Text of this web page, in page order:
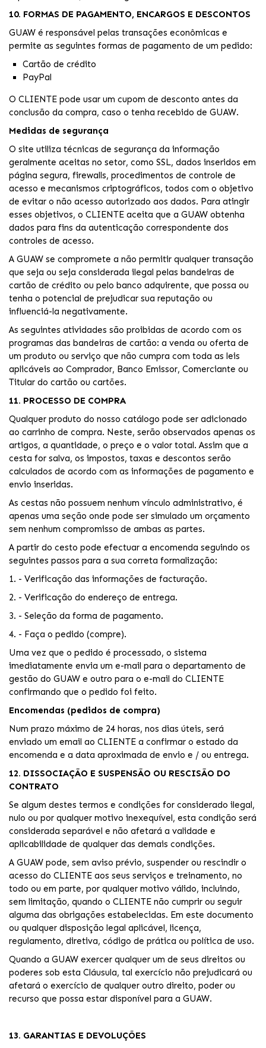
10. FORMAS DE PAGAMENTO, ENCARGOS E DESCONTOS
GUAW é responsável pelas transações econômicas e
permite as seguintes formas de pagamento de um pedido:
Cartão de crédito
PayPal
O CLIENTE pode usar um cupom de desconto antes da
conclusão da compra, caso o tenha recebido de GUAW.
Medidas de segurança
O site utiliza técnicas de segurança da informação
geralmente aceitas no setor, como SSL, dados inseridos em
página segura, firewalls, procedimentos de controle de
acesso e mecanismos criptográficos, todos com o objetivo
de evitar o não acesso autorizado aos dados. Para atingir
esses objetivos, o CLIENTE aceita que a GUAW obtenha
dados para fins da autenticação correspondente dos
controles de acesso.
A GUAW se compromete a não permitir qualquer transação
que seja ou seja considerada ilegal pelas bandeiras de
cartão de crédito ou pelo banco adquirente, que possa ou
tenha o potencial de prejudicar sua reputação ou
influenciá-la negativamente.
As seguintes atividades são proibidas de acordo com os
programas das bandeiras de cartão: a venda ou oferta de
um produto ou serviço que não cumpra com toda as leis
aplicáveis ao Comprador, Banco Emissor, Comerciante ou
Titular do cartão ou cartões.
11. PROCESSO DE COMPRA
Qualquer produto do nosso catálogo pode ser adicionado
ao carrinho de compra. Neste, serão observados apenas os
artigos, a quantidade, o preço e o valor total. Assim que a
cesta for salva, os impostos, taxas e descontos serão
calculados de acordo com as informações de pagamento e
envio inseridas.
As cestas não possuem nenhum vínculo administrativo, é
apenas uma seção onde pode ser simulado um orçamento
sem nenhum compromisso de ambas as partes.
A partir do cesto pode efectuar a encomenda seguindo os
seguintes passos para a sua correta formalização:
1. - Verificação das informações de facturação.
2. - Verificação do endereço de entrega.
3. - Seleção da forma de pagamento.
4. - Faça o pedido (compre).
Uma vez que o pedido é processado, o sistema
imediatamente envia um e-mail para o departamento de
gestão do GUAW e outro para o e-mail do CLIENTE
confirmando que o pedido foi feito.
Encomendas (pedidos de compra)
Num prazo máximo de 24 horas, nos dias úteis, será
enviado um email ao CLIENTE a confirmar o estado da
encomenda e a data aproximada de envio e / ou entrega.
12. DISSOCIAÇÃO E SUSPENSÃO OU RESCISÃO DO
CONTRATO
Se algum destes termos e condições for considerado ilegal,
nulo ou por qualquer motivo inexequível, esta condição será
considerada separável e não afetará a validade e
aplicabilidade de qualquer das demais condições.
A GUAW pode, sem aviso prévio, suspender ou rescindir o
acesso do CLIENTE aos seus serviços e treinamento, no
todo ou em parte, por qualquer motivo válido, incluindo,
sem limitação, quando o CLIENTE não cumprir ou seguir
alguma das obrigações estabelecidas. Em este documento
ou qualquer disposição legal aplicável, licença,
regulamento, diretiva, código de prática ou política de uso.
Quando a GUAW exercer qualquer um de seus direitos ou
poderes sob esta Cláusula, tal exercício não prejudicará ou
afetará o exercício de qualquer outro direito, poder ou
recurso que possa estar disponível para a GUAW.
13. GARANTIAS E DEVOLUÇÕES